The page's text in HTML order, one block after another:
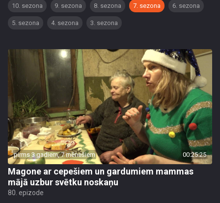
10. sezona 9. sezona 8. sezona 7. sezona 6. sezona
5. sezona 4. sezona 3. sezona
pirms 3 gadiem, 7 mēnešiem 00:25:25
Magone ar cepešiem un gardumiem mammas
mājā uzbur svētku noskaņu
80. epizode